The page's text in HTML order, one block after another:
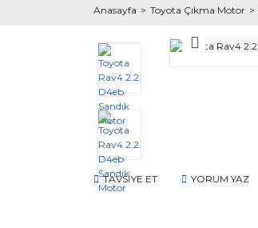
Anasayfa Toyota Çıkma Motor
TAVSİYE ET YORUM YAZ